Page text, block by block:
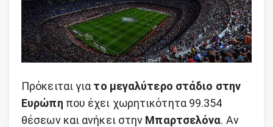
Πρόκειται για το μεγαλύτερο στάδιο στην
Ευρώπη που έχει χωρητικότητα 99.354
θέσεων και ανήκει στην Μπαρτσελόνα. Αν